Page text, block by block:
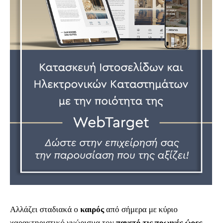
Αλλάζει σταδιακά ο καιρόςαπό σήμερα με κύριο